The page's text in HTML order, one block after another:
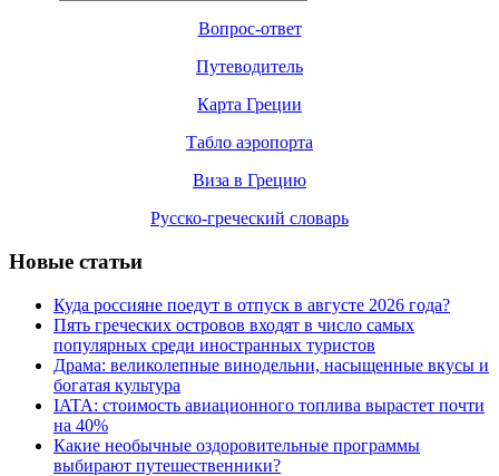
Вопрос-ответ
Путеводитель
Карта Греции
Табло аэропорта
Виза в Грецию
Русско-греческий словарь
Новые статьи
Куда россияне поедут в отпуск в августе 2026 года?
Пять греческих островов входят в число самых
популярных среди иностранных туристов
Драма: великолепные винодельни, насыщенные вкусы и
богатая культура
IATA: стоимость авиационного топлива вырастет почти
на 40%
Какие необычные оздоровительные программы
выбирают путешественники?